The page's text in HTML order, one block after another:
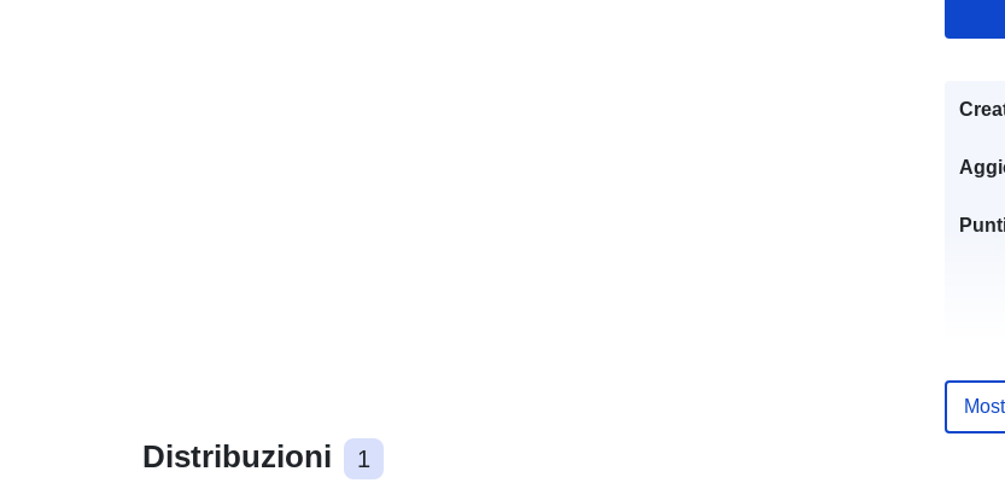
Distribuzioni 1